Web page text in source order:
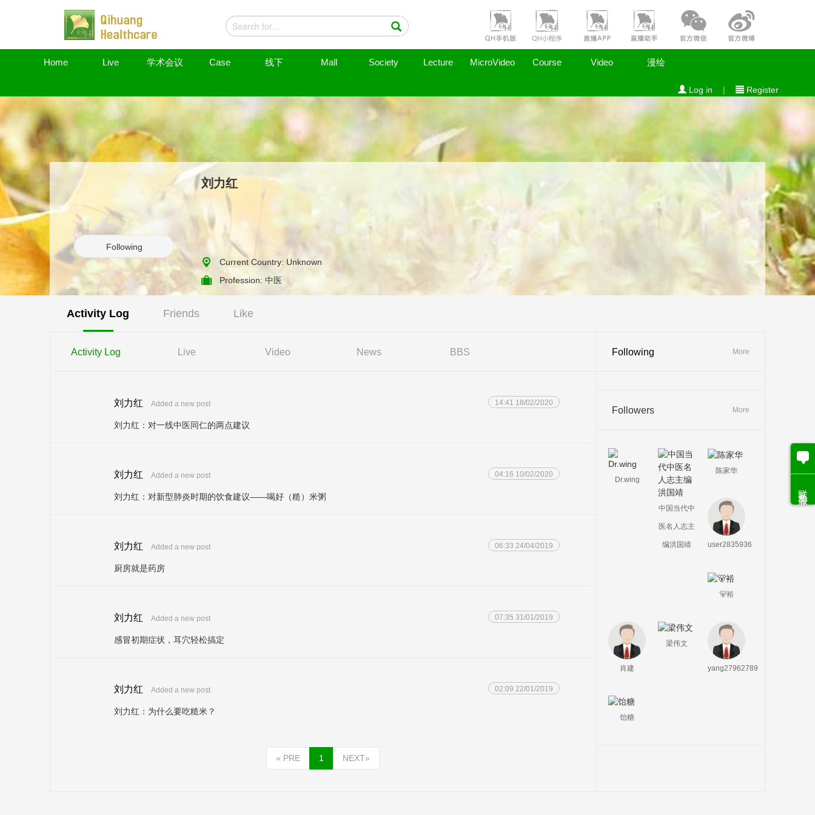
Home Live 学术会议 Case 线下 Mall Society Lecture MicroVideo Course Video 漫绘
Log in | Register
Following
刘力红
Current Country: Unknown
Profession: 中医
Activity Log Friends Like
Activity Log Live Video News BBS
刘力红 Added a new post 14:41 18/02/2020
刘力红：对一线中医同仁的两点建议
刘力红 Added a new post 04:16 10/02/2020
刘力红：对新型肺炎时期的饮食建议——喝好（糙）米粥
刘力红 Added a new post 06:33 24/04/2019
厨房就是药房
刘力红 Added a new post 07:35 31/01/2019
感冒初期症状，耳穴轻松搞定
刘力红 Added a new post 02:09 22/01/2019
刘力红：为什么要吃糙米？
« PRE 1 NEXT»
Following More
Followers More
Dr.wing
中国当代中
医名人志主
编洪国靖
陈家华
user2835936
🐻裕
肖建
梁伟文
yang27962789
饴糖